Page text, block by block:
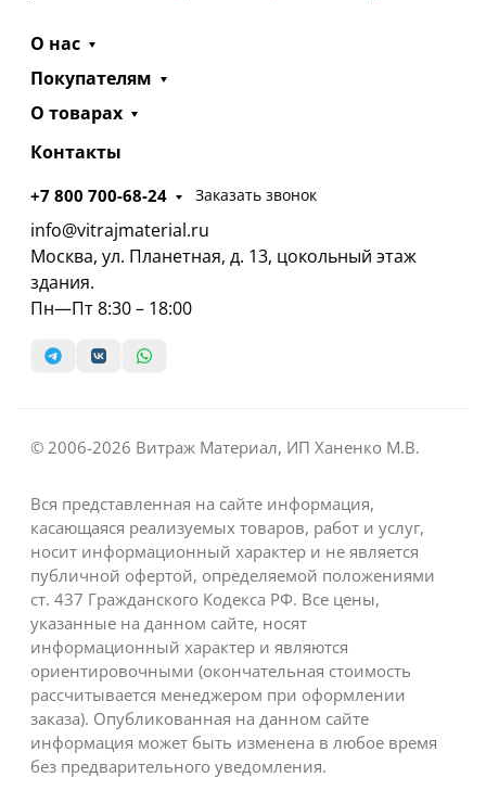
О нас
Покупателям
О товарах
Контакты
+7 800 700-68-24 Заказать звонок
info@vitrajmaterial.ru
Москва, ул. Планетная, д. 13, цокольный этаж
здания.
Пн—Пт 8:30 – 18:00
© 2006-2026 Витраж Материал, ИП Ханенко М.В.
Вся представленная на сайте информация,
касающаяся реализуемых товаров, работ и услуг,
носит информационный характер и не является
публичной офертой, определяемой положениями
ст. 437 Гражданского Кодекса РФ. Все цены,
указанные на данном сайте, носят
информационный характер и являются
ориентировочными (окончательная стоимость
рассчитывается менеджером при оформлении
заказа). Опубликованная на данном сайте
информация может быть изменена в любое время
без предварительного уведомления.